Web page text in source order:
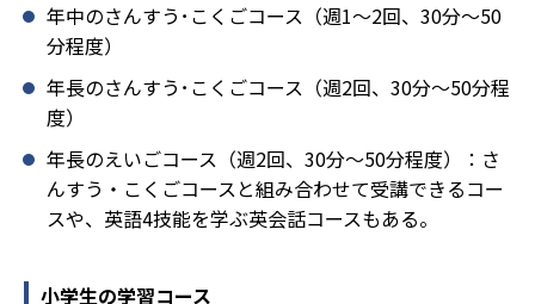
年中のさんすう･こくごコース（週1～2回、30分～50
分程度）
年長のさんすう･こくごコース（週2回、30分～50分程
度）
年長のえいごコース（週2回、30分～50分程度）：さ
んすう・こくごコースと組み合わせて受講できるコー
スや、英語4技能を学ぶ英会話コースもある。
小学生の学習コース